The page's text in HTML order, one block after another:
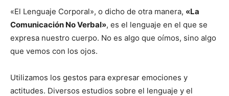
«El Lenguaje Corporal», o dicho de otra manera, «La
Comunicación No Verbal», es el lenguaje en el que se
expresa nuestro cuerpo. No es algo que oímos, sino algo
que vemos con los ojos.
Utilizamos los gestos para expresar emociones y
actitudes. Diversos estudios sobre el lenguaje y el